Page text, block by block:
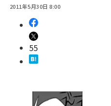
2011年5月30日 8:00
55